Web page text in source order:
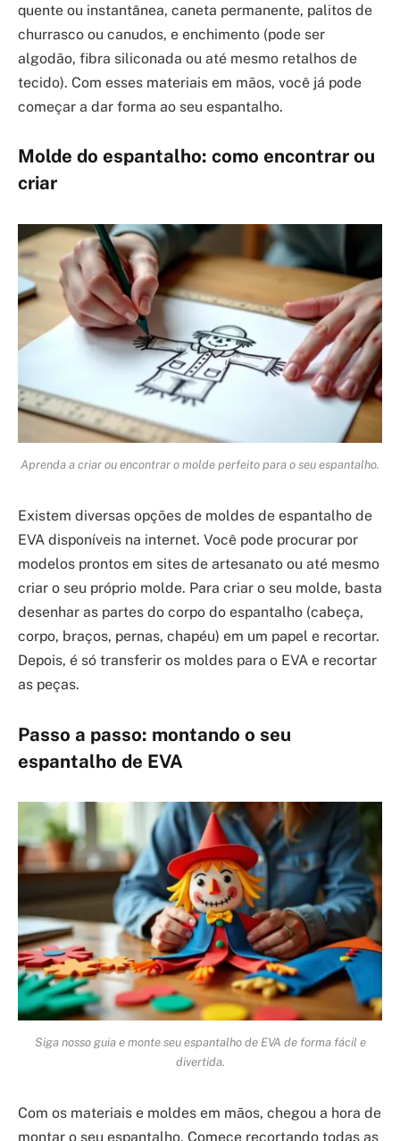
quente ou instantânea, caneta permanente, palitos de
churrasco ou canudos, e enchimento (pode ser
algodão, fibra siliconada ou até mesmo retalhos de
tecido). Com esses materiais em mãos, você já pode
começar a dar forma ao seu espantalho.
Molde do espantalho: como encontrar ou
criar
Aprenda a criar ou encontrar o molde perfeito para o seu espantalho.
Existem diversas opções de moldes de espantalho de
EVA disponíveis na internet. Você pode procurar por
modelos prontos em sites de artesanato ou até mesmo
criar o seu próprio molde. Para criar o seu molde, basta
desenhar as partes do corpo do espantalho (cabeça,
corpo, braços, pernas, chapéu) em um papel e recortar.
Depois, é só transferir os moldes para o EVA e recortar
as peças.
Passo a passo: montando o seu
espantalho de EVA
Siga nosso guia e monte seu espantalho de EVA de forma fácil e
divertida.
Com os materiais e moldes em mãos, chegou a hora de
montar o seu espantalho. Comece recortando todas as